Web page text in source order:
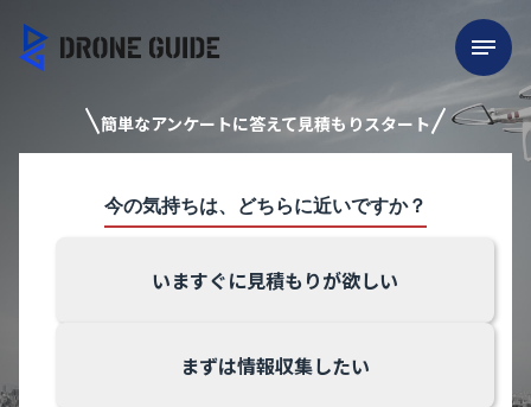
簡単なアンケートに答えて見積もりスタート
今の気持ちは、どちらに近いですか？
いますぐに見積もりが欲しい
まずは情報収集したい